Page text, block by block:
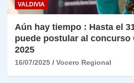
VALDIVIA
Aún hay tiempo : Hasta el
puede postular al concurso
2025
16/07/2025 Vocero Regional